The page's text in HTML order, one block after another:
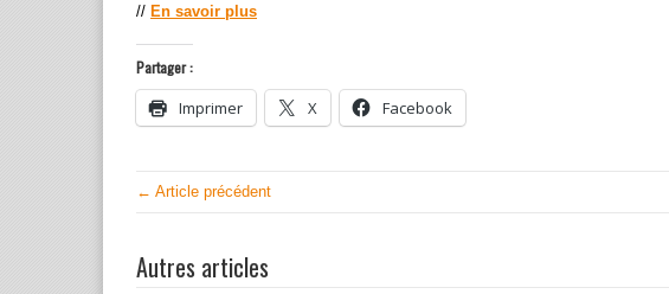
// En savoir plus
Partager :
Imprimer X Facebook
← Article précédent
Autres articles